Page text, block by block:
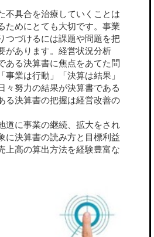
不具合を治療していくことは
ためにとても大切です。事業
つづけるには課題や問題を把
があります。経営状況分析
ある決算書に焦点をあてた問
事業は行動」「決算は結果」
々努力の結果が決算書である
る決算書の把握は経営改善の
道に事業の継続、拡大をされ
に決算書の読み方と目標利益
上高の算出方法を経験豊富な